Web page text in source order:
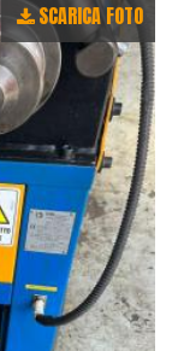
SCARICA FOTO